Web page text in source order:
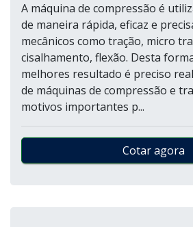
A máquina de compressão é
de maneira rápida, eficaz e
mecânicos como tração, micro
cisalhamento, flexão. Desta
melhores resultado é preciso
de máquinas de compressão e
motivos importantes p...
Cotar agora